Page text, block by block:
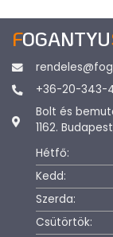
FOGANTYU
+36-20-343-
Bolt és
1162.
Hétfő:
Kedd:
Szerda:
Csütörtök: